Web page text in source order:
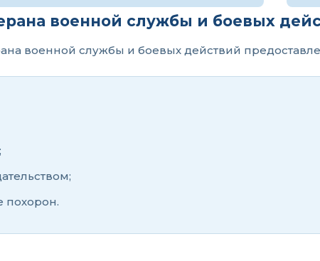
военной службы и боевых
военной службы и боевых действий
похорон.